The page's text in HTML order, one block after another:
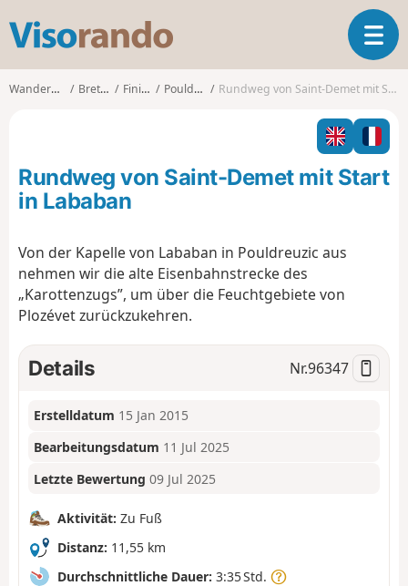
s
o
o
T
o
g
l
n
a
Wanderungen Bretagne Finistère Pouldreuzic Rundweg von Saint-Demet mit Start in Lababan
Rundweg von Saint-Demet mit Start
in Lababan
Von der Kapelle von Lababan in Pouldreuzic aus
nehmen wir die alte Eisenbahnstrecke des
„Karottenzugs”, um über die Feuchtgebiete von
Plozévet zurückzukehren.
Details Nr.96347
Erstelldatum 15 Jan 2015
Bearbeitungsdatum 11 Jul 2025
Letzte Bewertung 09 Jul 2025
Aktivität: Zu Fuß
Distanz: 11,55 km
Durchschnittliche Dauer: 3:35 Std.